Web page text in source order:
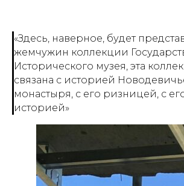
«Здесь, наверное, будет
жемчужин коллекции
Исторического музея, эта
связана с историей
монастыря, с его ризницей, с
историей»